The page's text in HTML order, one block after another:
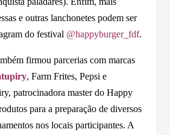
e outras lanchonetes podem ser
do festival @happyburger_fdf.
firmou parcerias com marcas
, Farm Frites, Pepsi e
patrocinadora master do Happy
para a preparação de diversos
nos locais participantes. A